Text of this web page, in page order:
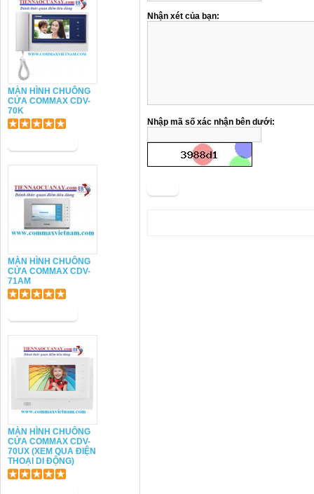
MÀN HÌNH CHUÔNG
CỬA COMMAX CDV-
70K
MÀN HÌNH CHUÔNG
CỬA COMMAX CDV-
71AM
MÀN HÌNH CHUÔNG
CỬA COMMAX CDV-
70UX (XEM QUA ĐIỆN
THOẠI DI ĐỘNG)
Nhận xét của bạn:
Nhập mã số xác nhận bên dưới: